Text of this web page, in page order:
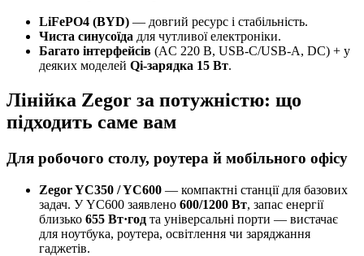
LiFePO4 (BYD) — довгий ресурс і стабільність.
Чиста синусоїда для чутливої електроніки.
Багато інтерфейсів (AC 220 В, USB-C/USB-A, DC) + у
деяких моделей Qi-зарядка 15 Вт.
Лінійка Zegor за потужністю: що
підходить саме вам
Для робочого столу, роутера й мобільного офісу
Zegor YC350 / YC600 — компактні станції для базових
задач. У YC600 заявлено 600/1200 Вт, запас енергії
близько 655 Вт·год та універсальні порти — вистачає
для ноутбука, роутера, освітлення чи заряджання
гаджетів.